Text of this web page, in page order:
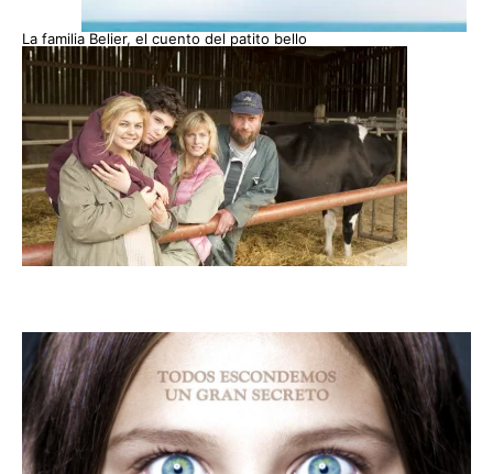
La familia Belier, el cuento del patito bello